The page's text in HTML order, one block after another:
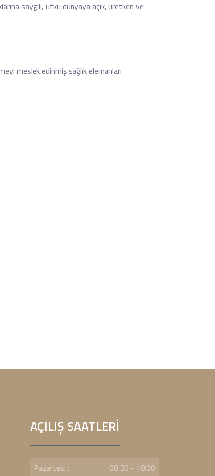
saygılı, ufku dünyaya açık, üretken ve
meslek edinmiş sağlık elemanları
AÇILIŞ SAATLERİ
Pazartesi : 08:30 - 18:00